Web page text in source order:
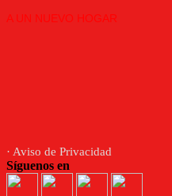
A UN NUEVO HOGAR
· Aviso de Privacidad
Síguenos en